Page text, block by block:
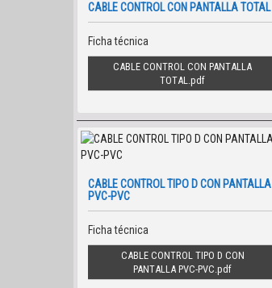
CABLE CONTROL CON PANTALLA TOTAL
Ficha técnica
CABLE CONTROL CON PANTALLA
TOTAL
CABLE CONTROL TIPO D CON PANTALLA
PVC-PVC
Ficha técnica
CABLE CONTROL TIPO D CON
PANTALLA PVC-PVC